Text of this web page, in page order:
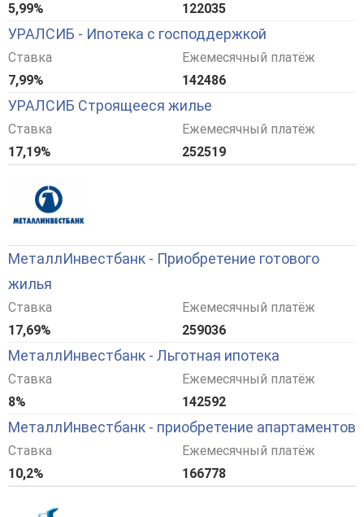
5,99%
122035
УРАЛСИБ - Ипотека с господдержкой
Ставка
7,99%
Ежемесячный платёж
142486
УРАЛСИБ Строящееся жилье
Ставка
17,19%
Ежемесячный платёж
252519
МеталлИнвестбанк - Приобретение готового
жилья
Ставка
17,69%
Ежемесячный платёж
259036
МеталлИнвестбанк - Льготная ипотека
Ставка
8%
Ежемесячный платёж
142592
МеталлИнвестбанк - приобретение апартаментов
Ставка
10,2%
Ежемесячный платёж
166778